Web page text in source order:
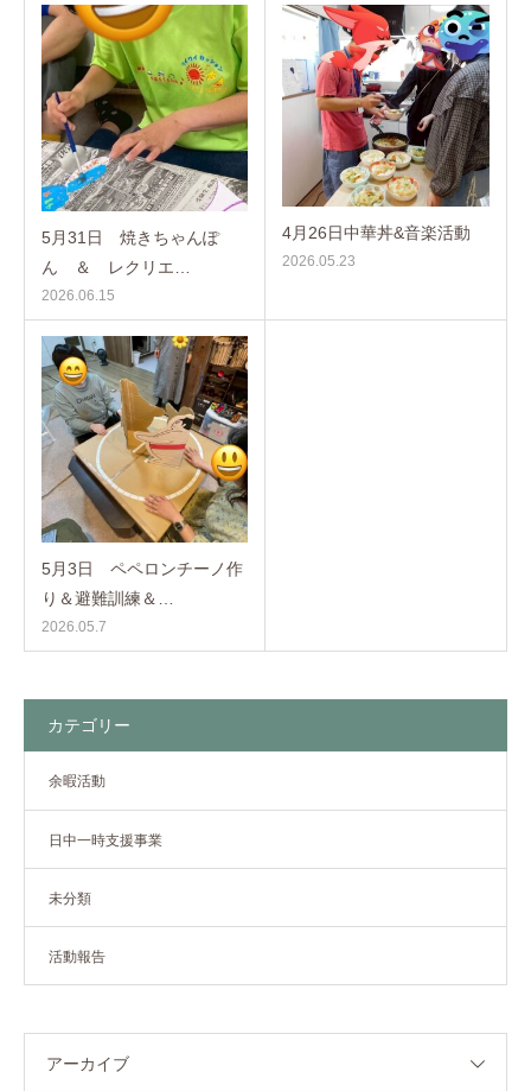
5月31日 焼きちゃんぽ
ん ＆ レクリエ…
2026.06.15
4月26日中華丼&音楽活動
2026.05.23
5月3日 ペペロンチーノ作
り＆避難訓練＆…
2026.05.7
カテゴリー
余暇活動
日中一時支援事業
未分類
活動報告
アーカイブ